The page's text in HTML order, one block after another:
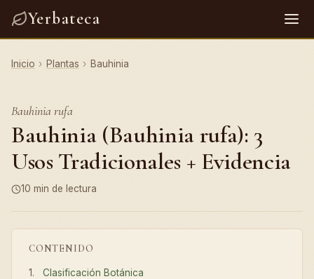
Yerbateca
Inicio › Plantas › Bauhinia
Bauhinia rufa
Bauhinia (Bauhinia rufa): 3
Usos Tradicionales + Evidencia
10 min de lectura
CONTENIDO
Clasificación Botánica